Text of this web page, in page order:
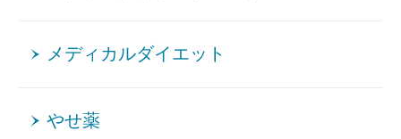
メディカルダイエット
やせ薬